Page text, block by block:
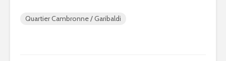
Quartier Cambronne / Garibaldi